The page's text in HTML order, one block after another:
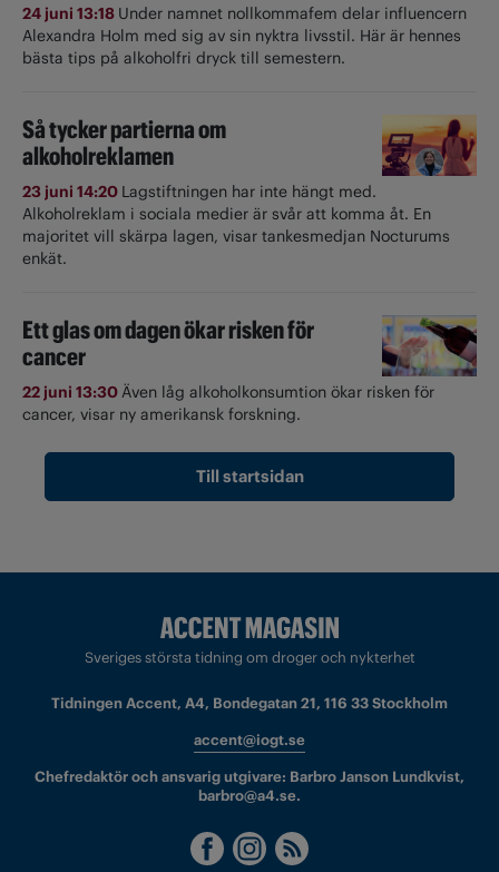
24 juni 13:18 Under namnet nollkommafem delar influencern
Alexandra Holm med sig av sin nyktra livsstil. Här är hennes
bästa tips på alkoholfri dryck till semestern.
Så tycker partierna om
alkoholreklamen
23 juni 14:20 Lagstiftningen har inte hängt med.
Alkoholreklam i sociala medier är svår att komma åt. En
majoritet vill skärpa lagen, visar tankesmedjan Nocturums
enkät.
Ett glas om dagen ökar risken för
cancer
22 juni 13:30Även låg alkoholkonsumtion ökar risken för
cancer, visar ny amerikansk forskning.
Till startsidan
Sveriges största tidning om droger och nykterhet
Tidningen Accent, A4, Bondegatan 21, 116 33 Stockholm
accent@iogt.se
Chefredaktör och ansvarig utgivare: Barbro Janson Lundkvist,
barbro@a4.se.